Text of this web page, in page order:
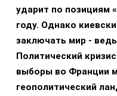
ударит по позициям
году. Однако
заключать мир -
Политический
выборы во Франции
геополитический